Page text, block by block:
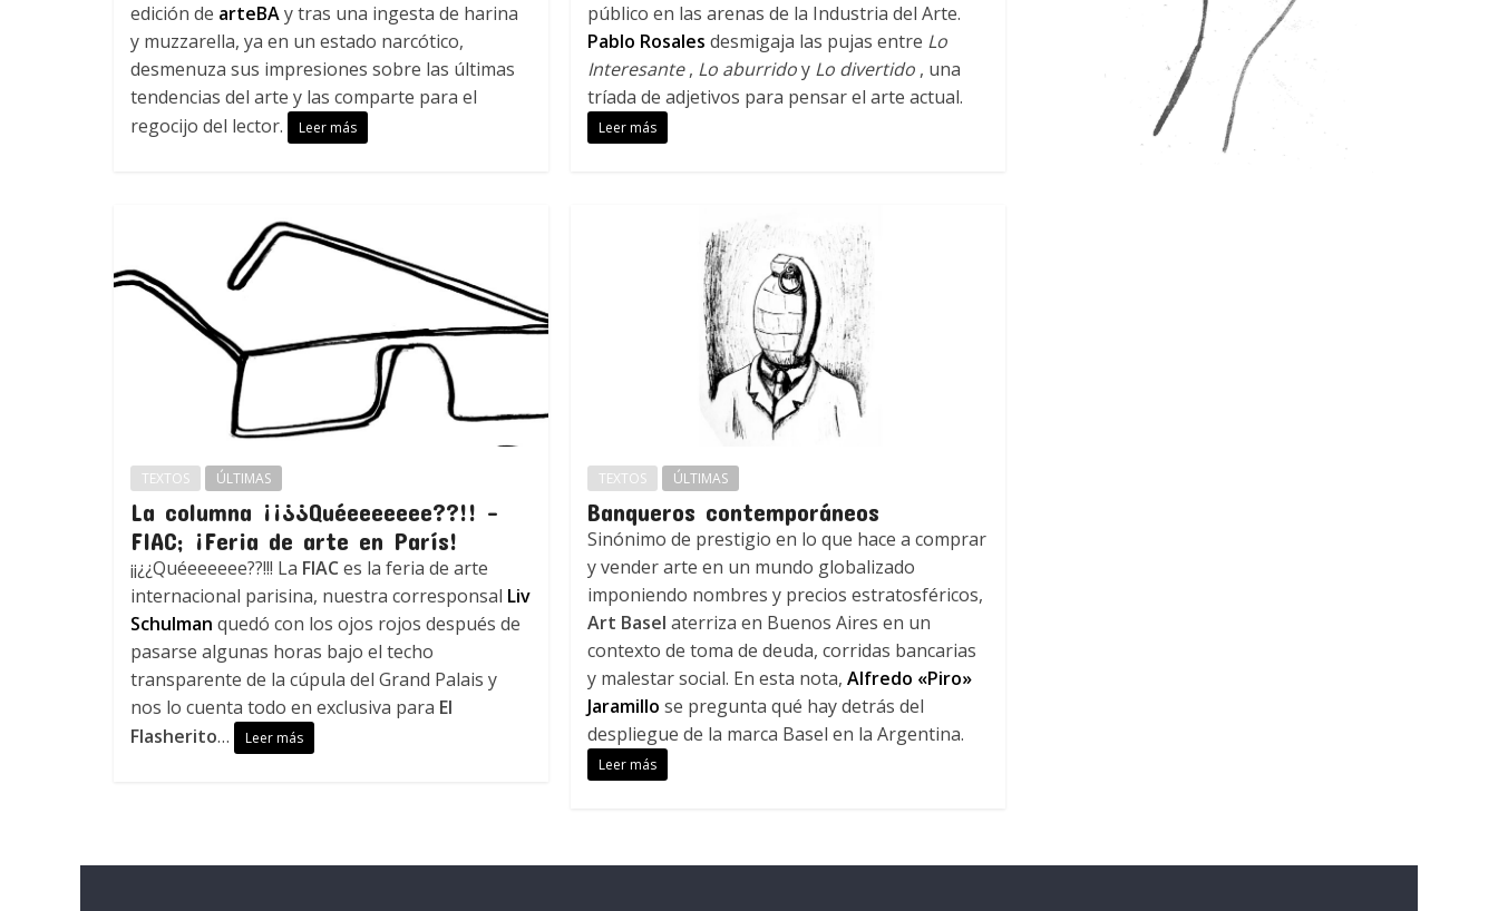
edición de arteBAy tras una ingesta de harina
y muzzarella, ya en un estado narcótico,
desmenuza sus impresiones sobre las últimas
tendencias del arte y las comparte para el
regocijo del lector.
Leer más
público en las arenas de la Industria del Arte.
Pablo Rosales desmigaja las pujas entre Lo
Interesante, Lo aburridoy Lo divertido , una
tríada de adjetivos para pensar el arte actual.
Leer más
TEXTOS ÚLTIMAS
La columna ¡¡¿¿Quéeeeeeee??!! –
FIAC; ¡Feria de arte en París!
¡¡¿¿Quéeeeeee??!!! La FIACes la feria de arte
internacional parisina, nuestra corresponsal Liv
Schulman quedó con los ojos rojos después de
pasarse algunas horas bajo el techo
transparente de la cúpula del Grand Palais y
nos lo cuenta todo en exclusiva para El
Flasherito… Leer más
TEXTOS ÚLTIMAS
Banqueros contemporáneos
Sinónimo de prestigio en lo que hace a comprar
y vender arte en un mundo globalizado
imponiendo nombres y precios estratosféricos,
Art Basel aterriza en Buenos Aires en un
contexto de toma de deuda, corridas bancarias
y malestar social. En esta nota,Alfredo «Piro»
Jaramillose pregunta qué hay detrás del
despliegue de la marca Basel en la Argentina.
Leer más